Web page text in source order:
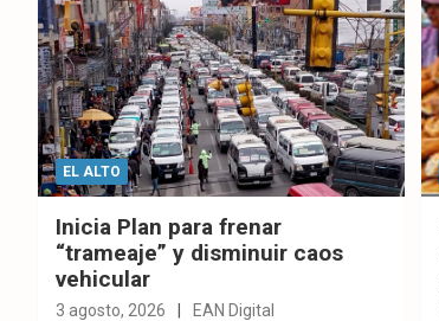
EL ALTO
Inicia Plan para frenar
“trameaje” y disminuir caos
vehicular
3 agosto, 2026 EAN Digital